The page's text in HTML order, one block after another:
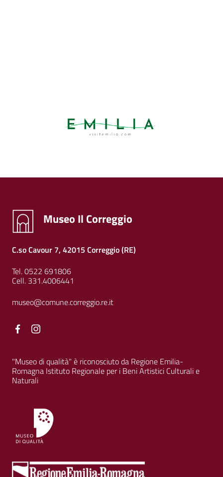
Museo Il Correggio
C.so Cavour 7, 42015 Correggio (RE)
Tel. 0522 691806
Cell. 331.4006441
museo@comune.correggio.re.it
Facebook
"Museo di qualità" è riconosciuto da Regione Emilia-
Romagna Istituto Regionale per i Beni Artistici Culturali e
Naturali